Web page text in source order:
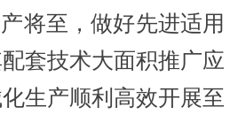
至，做好先进适用
套技术大面积推广应
生产顺利高效开展至